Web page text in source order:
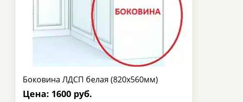
Боковина ЛДСП белая (820х560мм)
Цена: 1600 руб.